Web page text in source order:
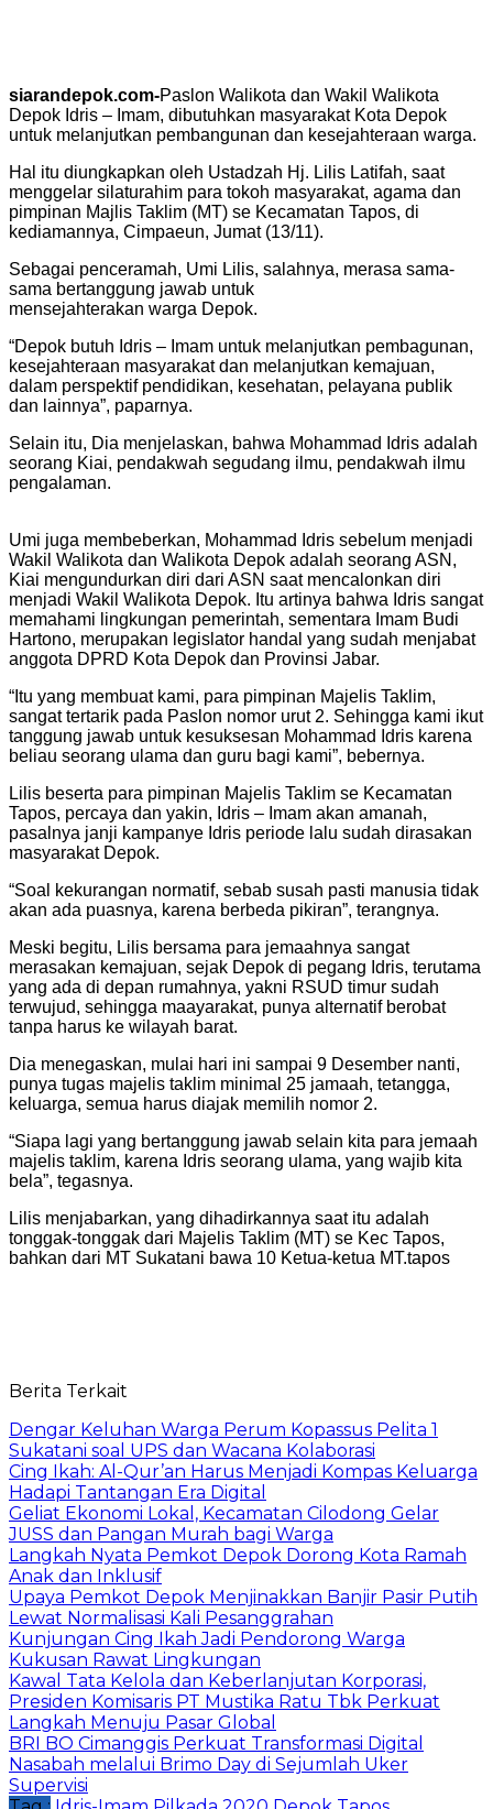
siarandepok.com-Paslon Walikota dan Wakil Walikota
Depok Idris – Imam, dibutuhkan masyarakat Kota Depok
untuk melanjutkan pembangunan dan kesejahteraan warga.
Hal itu diungkapkan oleh Ustadzah Hj. Lilis Latifah, saat
menggelar silaturahim para tokoh masyarakat, agama dan
pimpinan Majlis Taklim (MT) se Kecamatan Tapos, di
kediamannya, Cimpaeun, Jumat (13/11).
Sebagai penceramah, Umi Lilis, salahnya, merasa sama-
sama bertanggung jawab untuk
mensejahterakan warga Depok.
“Depok butuh Idris – Imam untuk melanjutkan pembagunan,
kesejahteraan masyarakat dan melanjutkan kemajuan,
dalam perspektif pendidikan, kesehatan, pelayana publik
dan lainnya”, paparnya.
Selain itu, Dia menjelaskan, bahwa Mohammad Idris adalah
seorang Kiai, pendakwah segudang ilmu, pendakwah ilmu
pengalaman.
Umi juga membeberkan, Mohammad Idris sebelum menjadi
Wakil Walikota dan Walikota Depok adalah seorang ASN,
Kiai mengundurkan diri dari ASN saat mencalonkan diri
menjadi Wakil Walikota Depok. Itu artinya bahwa Idris sangat
memahami lingkungan pemerintah, sementara Imam Budi
Hartono, merupakan legislator handal yang sudah menjabat
anggota DPRD Kota Depok dan Provinsi Jabar.
“Itu yang membuat kami, para pimpinan Majelis Taklim,
sangat tertarik pada Paslon nomor urut 2. Sehingga kami ikut
tanggung jawab untuk kesuksesan Mohammad Idris karena
beliau seorang ulama dan guru bagi kami”, bebernya.
Lilis beserta para pimpinan Majelis Taklim se Kecamatan
Tapos, percaya dan yakin, Idris – Imam akan amanah,
pasalnya janji kampanye Idris periode lalu sudah dirasakan
masyarakat Depok.
“Soal kekurangan normatif, sebab susah pasti manusia tidak
akan ada puasnya, karena berbeda pikiran”, terangnya.
Meski begitu, Lilis bersama para jemaahnya sangat
merasakan kemajuan, sejak Depok di pegang Idris, terutama
yang ada di depan rumahnya, yakni RSUD timur sudah
terwujud, sehingga maayarakat, punya alternatif berobat
tanpa harus ke wilayah barat.
Dia menegaskan, mulai hari ini sampai 9 Desember nanti,
punya tugas majelis taklim minimal 25 jamaah, tetangga,
keluarga, semua harus diajak memilih nomor 2.
“Siapa lagi yang bertanggung jawab selain kita para jemaah
majelis taklim, karena Idris seorang ulama, yang wajib kita
bela”, tegasnya.
Lilis menjabarkan, yang dihadirkannya saat itu adalah
tonggak-tonggak dari Majelis Taklim (MT) se Kec Tapos,
bahkan dari MT Sukatani bawa 10 Ketua-ketua MT.tapos
Berita Terkait
Dengar Keluhan Warga Perum Kopassus Pelita 1
Sukatani soal UPS dan Wacana Kolaborasi
Cing Ikah: Al-Qur’an Harus Menjadi Kompas Keluarga
Hadapi Tantangan Era Digital
Geliat Ekonomi Lokal, Kecamatan Cilodong Gelar
JUSS dan Pangan Murah bagi Warga
Langkah Nyata Pemkot Depok Dorong Kota Ramah
Anak dan Inklusif
Upaya Pemkot Depok Menjinakkan Banjir Pasir Putih
Lewat Normalisasi Kali Pesanggrahan
Kunjungan Cing Ikah Jadi Pendorong Warga
Kukusan Rawat Lingkungan
Kawal Tata Kelola dan Keberlanjutan Korporasi,
Presiden Komisaris PT Mustika Ratu Tbk Perkuat
Langkah Menuju Pasar Global
BRI BO Cimanggis Perkuat Transformasi Digital
Nasabah melalui Brimo Day di Sejumlah Uker
Supervisi